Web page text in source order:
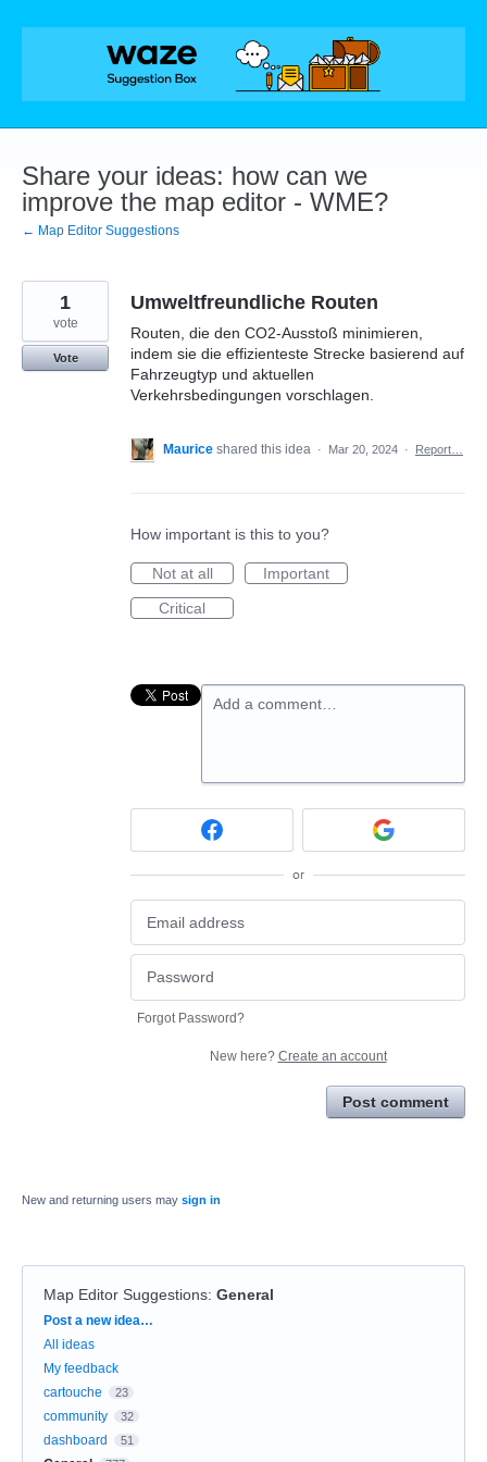
Skip
Share your ideas: how can we
improve the map editor - WME?
← Map Editor Suggestions
Umweltfreundliche Routen
Routen, die den CO2-Ausstoß minimieren,
indem sie die effizienteste Strecke basierend auf
Fahrzeugtyp und aktuellen
Verkehrsbedingungen vorschlagen.
1
vote
Vote
Maurice shared this idea · Mar 20, 2024 · Report…
How important is this to you?
Not at all
Important
Critical
Add a comment…
or
Forgot Password?
New here? Create an account
Post comment
New and returning users may sign in
Map Editor Suggestions: General
Categories
Post a new idea…
All ideas
My feedback
cartouche
23
community 32
dashboard 51